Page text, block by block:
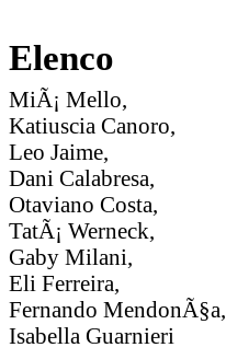
Elenco
MiÃ¡ Mello,
Katiuscia Canoro,
Leo Jaime,
Dani Calabresa,
Otaviano Costa,
TatÃ¡ Werneck,
Gaby Milani,
Eli Ferreira,
Fernando MendonÃ§a,
Isabella Guarnieri